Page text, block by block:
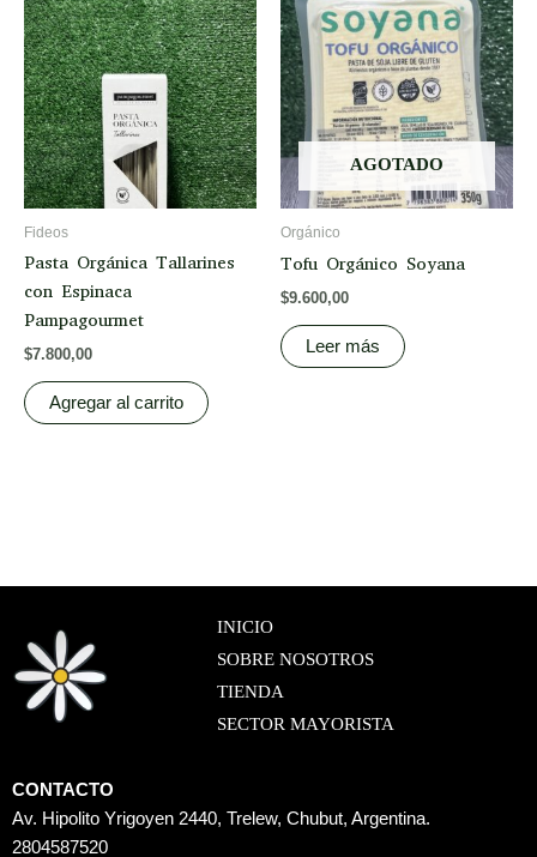
Fideos
Pasta Orgánica Tallarines
con Espinaca
Pampagourmet
$7.800,00
Agregar al carrito
AGOTADO
Orgánico
Tofu Orgánico Soyana
$9.600,00
Leer más
INICIO
SOBRE NOSOTROS
TIENDA
SECTOR MAYORISTA
CONTACTO
Av. Hipolito Yrigoyen 2440, Trelew, Chubut, Argentina.
2804587520